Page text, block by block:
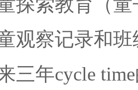
观察记录和
三年cycle